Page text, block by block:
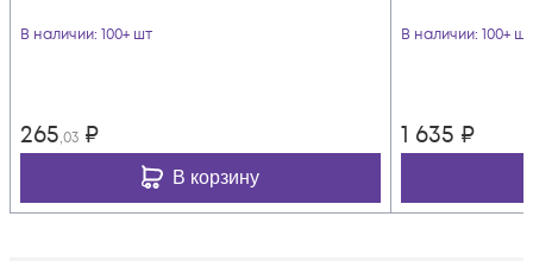
В наличии: 100+ шт
265,03 ₽
В корзину
В наличии: 100+ шт
1 635 ₽